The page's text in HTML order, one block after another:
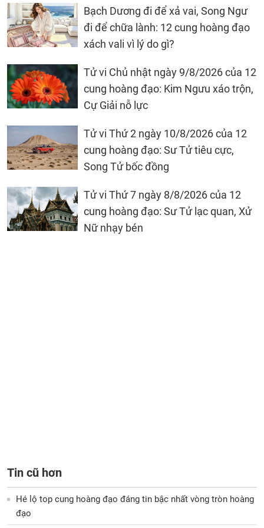
Bạch Dương đi để xả vai, Song Ngư
đi để chữa lành: 12 cung hoàng đạo
xách vali vì lý do gì?
Tử vi Chủ nhật ngày 9/8/2026 của 12
cung hoàng đạo: Kim Ngưu xáo trộn,
Cự Giải nỗ lực
Tử vi Thứ 2 ngày 10/8/2026 của 12
cung hoàng đạo: Sư Tử tiêu cực,
Song Tử bốc đồng
Tử vi Thứ 7 ngày 8/8/2026 của 12
cung hoàng đạo: Sư Tử lạc quan, Xử
Nữ nhạy bén
Tin cũ hơn
Hé lộ top cung hoàng đạo đáng tin bậc nhất vòng tròn hoàng
đạo